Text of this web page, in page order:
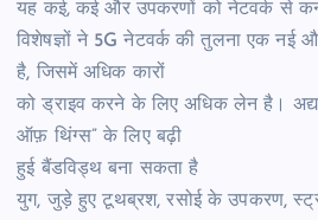
यह कई, कई और उपकरणों को नेटवर्क से
विशेषज्ञों ने 5G नेटवर्क की तुलना एक नई
है, जिसमें अधिक कारों
को ड्राइव करने के लिए अधिक लेन है।
ऑफ़ थिंग्स” के लिए बढ़ी
हुई बैंडविड्थ बना सकता है
युग, जुड़े हुए टूथब्रश, रसोई के उपकरण,